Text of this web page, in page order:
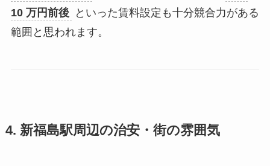
10 万円前後
といった賃料設定も十分競合力がある
範囲と思われます。
4. 新福島駅周辺の治安・街の雰囲気